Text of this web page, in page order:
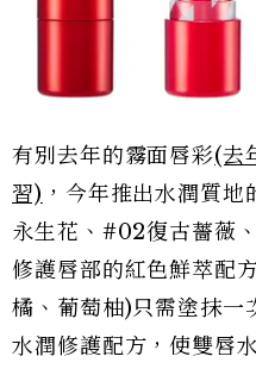
有別去年的霧面唇彩(去
習) ，今年推出水潤質
永生花、#02復古薔薇
修護唇部的紅色鮮萃配
橘、葡萄柚)只需塗抹一
水潤修護配方，使雙唇